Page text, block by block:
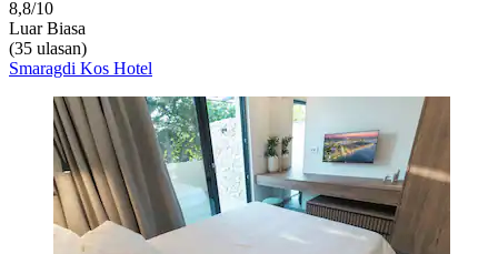
8,8/10
Luar Biasa
(35 ulasan)
Smaragdi Kos Hotel